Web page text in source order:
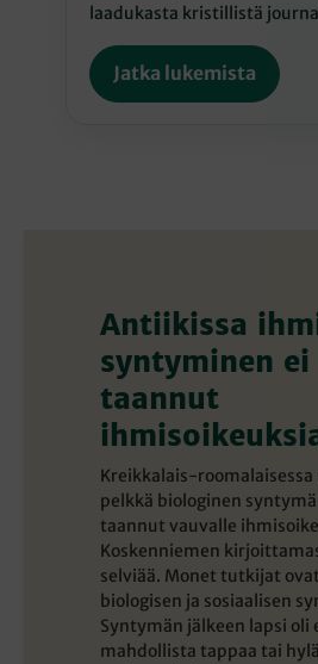
laadukasta kristillistä
Jatka lukemista
Antiikissa
syntyminen ei
taannut
Kreikkalais-roomalaisessa
pelkkä biologinen
taannut vauvalle
Koskenniemen
selviää. Monet tutkijat
biologisen ja sosiaalisen
Syntymän jälkeen lapsi oli
mahdollista tappaa tai